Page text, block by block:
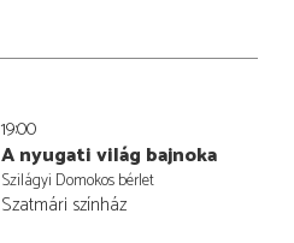
19:00
A nyugati világ bajnoka
Szilágyi Domokos bérlet
Szatmári színház